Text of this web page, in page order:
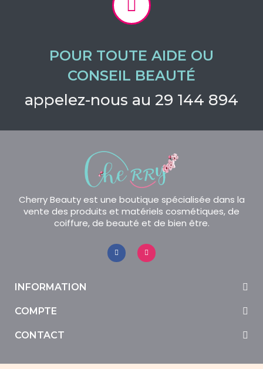
POUR TOUTE AIDE OU
CONSEIL BEAUTÉ
appelez-nous au 29 144 894
Cherry Beauty est une boutique spécialisée dans la
vente des produits et matériels cosmétiques, de
coiffure, de beauté et de bien être.
INFORMATION
COMPTE
CONTACT